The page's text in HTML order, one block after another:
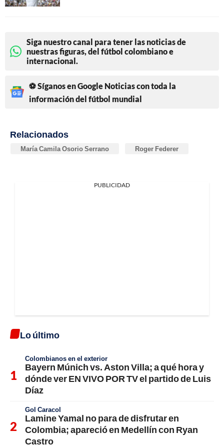
Siga nuestro canal para tener las noticias de
nuestras figuras, del fútbol colombiano e
internacional.
⚽ Síganos en Google Noticias con toda la
información del fútbol mundial
Relacionados
María Camila Osorio Serrano Roger Federer
PUBLICIDAD
Lo último
Colombianos en el exterior
Bayern Múnich vs. Aston Villa; a qué hora y
dónde ver EN VIVO POR TV el partido de Luis
Díaz
Gol Caracol
Lamine Yamal no para de disfrutar en
Colombia; apareció en Medellín con Ryan
Castro